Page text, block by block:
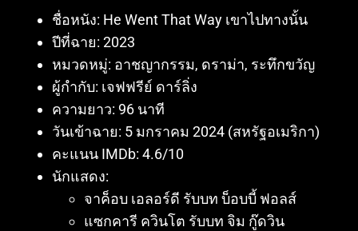
ชื่อหนัง: He Went That Way ​ เขาไปทางนั้น
ปีที่ฉาย: 2023
หมวดหมู่: อาชญากรรม, ดราม่า, ระทึกขวัญ
ผู้กำกับ: เจฟฟรีย์ ดาร์ลิ่ง
ความยาว: 96 นาที
วันเข้าฉาย: 5 มกราคม 2024 (สหรัฐอเมริกา)
คะแนน IMDb: 4.6/10
นักแสดง:
จาค็อบ เอลอร์ดี รับบท บ็อบบี้ ฟอลส์
แซกคารี ควินโต รับบท จิม กู๊ดวิน